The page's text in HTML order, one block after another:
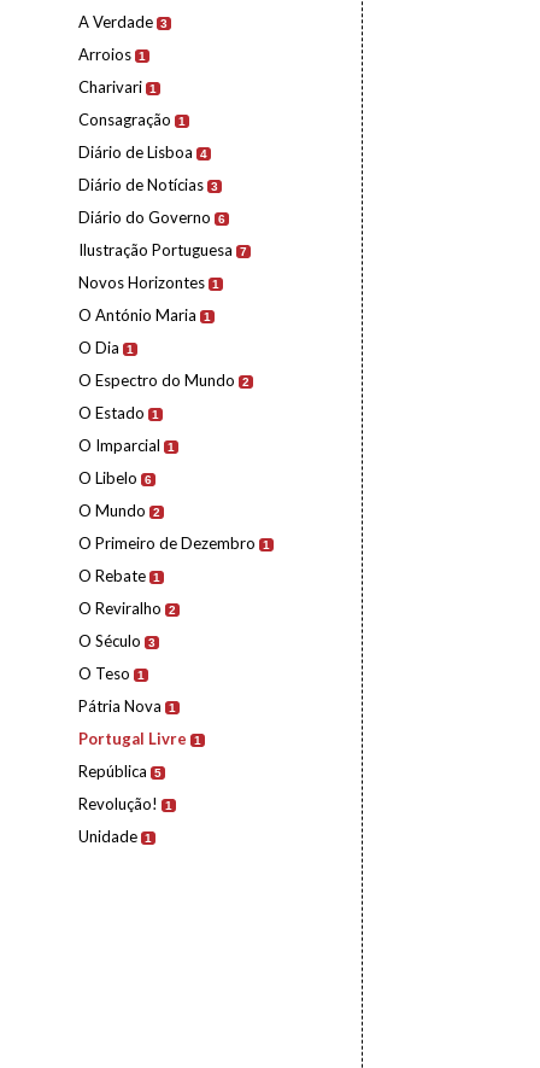
A Verdade 3
Arroios 1
Charivari 1
Consagração 1
Diário de Lisboa 4
Diário de Notícias 3
Diário do Governo 6
Ilustração Portuguesa 7
Novos Horizontes 1
O António Maria 1
O Dia 1
O Espectro do Mundo 2
O Estado 1
O Imparcial 1
O Libelo 6
O Mundo 2
O Primeiro de Dezembro 1
O Rebate 1
O Reviralho 2
O Século 3
O Teso 1
Pátria Nova 1
Portugal Livre 1
República 5
Revolução! 1
Unidade 1